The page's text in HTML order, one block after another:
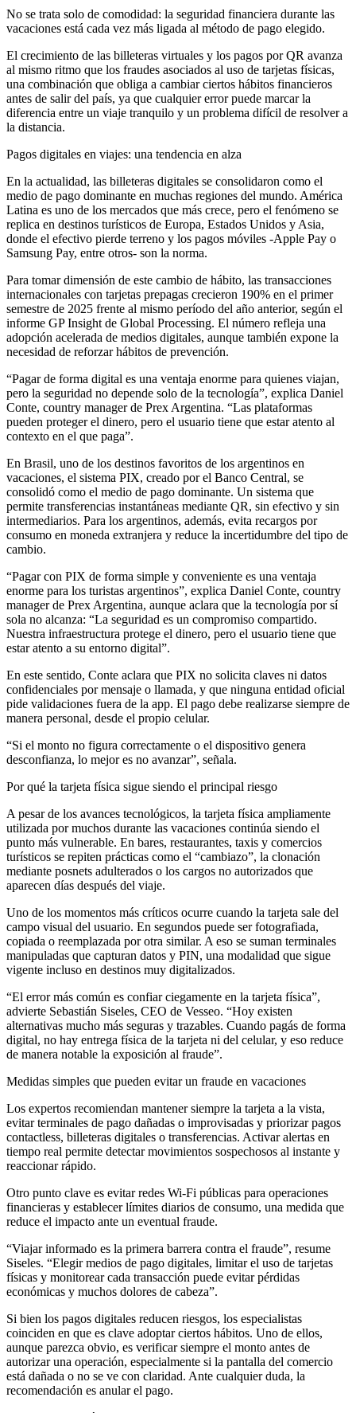
No se trata solo de comodidad: la seguridad financiera durante las
vacaciones está cada vez más ligada al método de pago elegido.
El crecimiento de las billeteras virtuales y los pagos por QR avanza
al mismo ritmo que los fraudes asociados al uso de tarjetas físicas,
una combinación que obliga a cambiar ciertos hábitos financieros
antes de salir del país, ya que cualquier error puede marcar la
diferencia entre un viaje tranquilo y un problema difícil de resolver a
la distancia.
Pagos digitales en viajes: una tendencia en alza
En la actualidad, las billeteras digitales se consolidaron como el
medio de pago dominante en muchas regiones del mundo. América
Latina es uno de los mercados que más crece, pero el fenómeno se
replica en destinos turísticos de Europa, Estados Unidos y Asia,
donde el efectivo pierde terreno y los pagos móviles -Apple Pay o
Samsung Pay, entre otros- son la norma.
Para tomar dimensión de este cambio de hábito, las transacciones
internacionales con tarjetas prepagas crecieron 190% en el primer
semestre de 2025 frente al mismo período del año anterior, según el
informe GP Insight de Global Processing. El número refleja una
adopción acelerada de medios digitales, aunque también expone la
necesidad de reforzar hábitos de prevención.
“Pagar de forma digital es una ventaja enorme para quienes viajan,
pero la seguridad no depende solo de la tecnología”, explica Daniel
Conte, country manager de Prex Argentina. “Las plataformas
pueden proteger el dinero, pero el usuario tiene que estar atento al
contexto en el que paga”.
En Brasil, uno de los destinos favoritos de los argentinos en
vacaciones, el sistema PIX, creado por el Banco Central, se
consolidó como el medio de pago dominante. Un sistema que
permite transferencias instantáneas mediante QR, sin efectivo y sin
intermediarios. Para los argentinos, además, evita recargos por
consumo en moneda extranjera y reduce la incertidumbre del tipo de
cambio.
“Pagar con PIX de forma simple y conveniente es una ventaja
enorme para los turistas argentinos”, explica Daniel Conte, country
manager de Prex Argentina, aunque aclara que la tecnología por sí
sola no alcanza: “La seguridad es un compromiso compartido.
Nuestra infraestructura protege el dinero, pero el usuario tiene que
estar atento a su entorno digital”.
En este sentido, Conte aclara que PIX no solicita claves ni datos
confidenciales por mensaje o llamada, y que ninguna entidad oficial
pide validaciones fuera de la app. El pago debe realizarse siempre de
manera personal, desde el propio celular.
“Si el monto no figura correctamente o el dispositivo genera
desconfianza, lo mejor es no avanzar”, señala.
Por qué la tarjeta física sigue siendo el principal riesgo
A pesar de los avances tecnológicos, la tarjeta física ampliamente
utilizada por muchos durante las vacaciones continúa siendo el
punto más vulnerable. En bares, restaurantes, taxis y comercios
turísticos se repiten prácticas como el “cambiazo”, la clonación
mediante posnets adulterados o los cargos no autorizados que
aparecen días después del viaje.
Uno de los momentos más críticos ocurre cuando la tarjeta sale del
campo visual del usuario. En segundos puede ser fotografiada,
copiada o reemplazada por otra similar. A eso se suman terminales
manipuladas que capturan datos y PIN, una modalidad que sigue
vigente incluso en destinos muy digitalizados.
“El error más común es confiar ciegamente en la tarjeta física”,
advierte Sebastián Siseles, CEO de Vesseo. “Hoy existen
alternativas mucho más seguras y trazables. Cuando pagás de forma
digital, no hay entrega física de la tarjeta ni del celular, y eso reduce
de manera notable la exposición al fraude”.
Medidas simples que pueden evitar un fraude en vacaciones
Los expertos recomiendan mantener siempre la tarjeta a la vista,
evitar terminales de pago dañadas o improvisadas y priorizar pagos
contactless, billeteras digitales o transferencias. Activar alertas en
tiempo real permite detectar movimientos sospechosos al instante y
reaccionar rápido.
Otro punto clave es evitar redes Wi-Fi públicas para operaciones
financieras y establecer límites diarios de consumo, una medida que
reduce el impacto ante un eventual fraude.
“Viajar informado es la primera barrera contra el fraude”, resume
Siseles. “Elegir medios de pago digitales, limitar el uso de tarjetas
físicas y monitorear cada transacción puede evitar pérdidas
económicas y muchos dolores de cabeza”.
Si bien los pagos digitales reducen riesgos, los especialistas
coinciden en que es clave adoptar ciertos hábitos. Uno de ellos,
aunque parezca obvio, es verificar siempre el monto antes de
autorizar una operación, especialmente si la pantalla del comercio
está dañada o no se ve con claridad. Ante cualquier duda, la
recomendación es anular el pago.